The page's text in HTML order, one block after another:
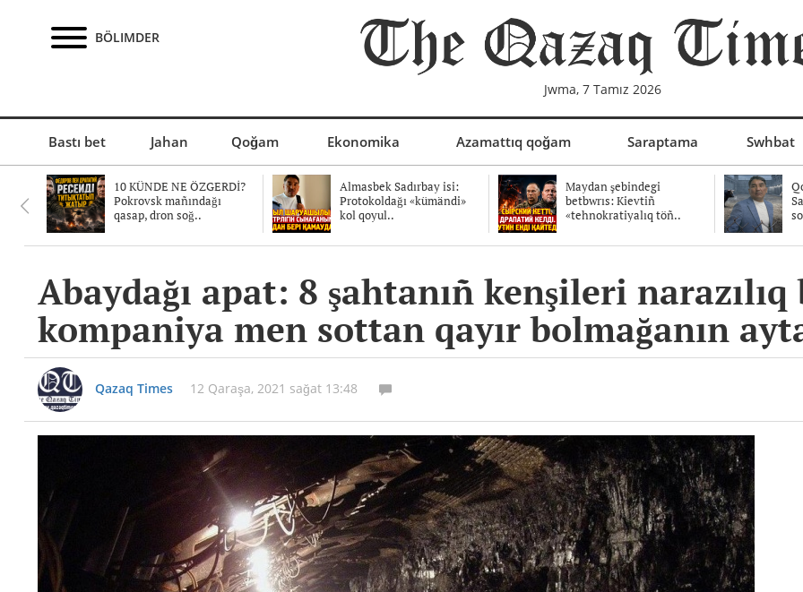
BÖLIMDER
Jwma, 7 Tamız 2026
Bastı bet Jahan Qoğam Ekonomika Azamattıq qoğam Saraptama Swhbat
10 KÜNDE NE ÖZGERDİ?
Pokrovsk mañındağı
qasap, dron soğ..
Almasbek Sadırbay isi:
Protokoldağı «kümändi»
kol qoyul..
Maydan şebindegi
betbwrıs: Kievtiñ
«tehnokratiyalıq töñ..
Abaydağı apat: 8 şahtanıñ kenşileri
kompaniya men sottan qayır bolmağanın
Qazaq Times 12 Qaraşa, 2021 sağat 13:48